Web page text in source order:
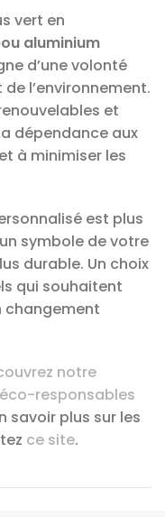
vert en
aluminium
d’une volonté
l’environnement.
et
dépendance aux
à minimiser les
est plus
symbole de votre
durable. Un choix
qui souhaitent
changement
notre
responsables
savoir plus sur les
ce site.